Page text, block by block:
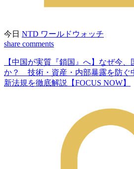
今日 NTD ワールドウォッチ
share comments
【中国が実質『鎖国』へ】なぜ今
か？ 技術・資産・内部暴露を防ぐ
新法規を徹底解説【FOCUS NOW】